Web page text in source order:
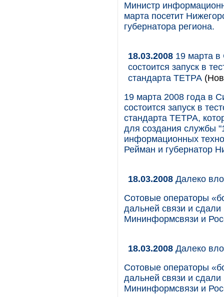
Министр
марта посетит
губернатора региона.
18.03.2008 19 марта
состоится запуск в
стандарта ТЕТРА
19 марта 2008 года в
состоится запуск в
стандарта ТЕТРА,
для создания службы
информационных
Рейман и губернатор
18.03.2008 Далеко
Сотовые операторы
дальней связи и
Мининформсвязи и
18.03.2008 Далеко
Сотовые операторы
дальней связи и
Мининформсвязи и